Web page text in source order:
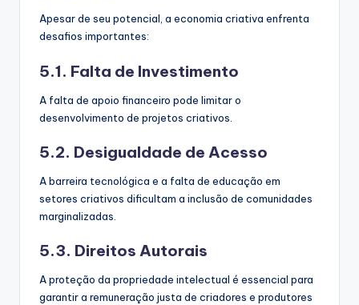
Apesar de seu potencial, a economia criativa enfrenta
desafios importantes:
5.1. Falta de Investimento
A falta de apoio financeiro pode limitar o
desenvolvimento de projetos criativos.
5.2. Desigualdade de Acesso
A barreira tecnológica e a falta de educação em
setores criativos dificultam a inclusão de comunidades
marginalizadas.
5.3. Direitos Autorais
A proteção da propriedade intelectual é essencial para
garantir a remuneração justa de criadores e produtores